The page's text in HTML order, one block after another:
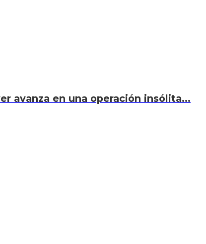
avanza en una operación insólita...